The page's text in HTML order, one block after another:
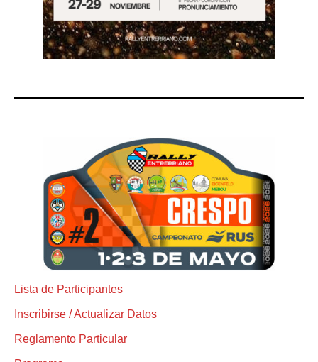
Lista de Participantes
Inscribirse / Actualizar Datos
Reglamento Particular